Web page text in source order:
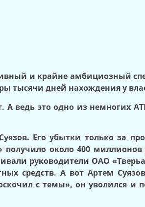
и крайне амбициозный
тысячи дней нахождения у
А ведь это одно из немногих
Его убытки только за
получило около 400
руководители ОАО
средств. А вот Артем
с темы», он уволился и